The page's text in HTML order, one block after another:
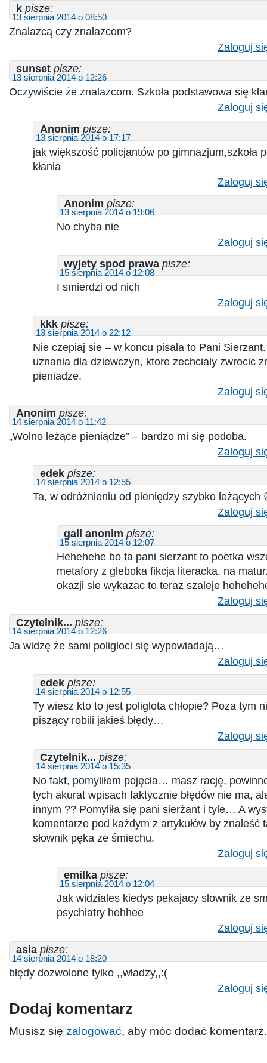
k pisze:
13 sierpnia 2014 o 08:50
Znalazcą czy znalazcom?
Zaloguj
sunset pisze:
13 sierpnia 2014 o 12:26
Oczywiście że znalazcom. Szkoła podstawowa się
Zaloguj
Anonim pisze:
13 sierpnia 2014 o 17:17
jak większość policjantów po gimnazjum,szkoła
kłania
Zaloguj
Anonim pisze:
13 sierpnia 2014 o 19:06
No chyba nie
Zaloguj
wyjety spod prawa pisze:
15 sierpnia 2014 o 12:08
I smierdzi od nich
Zaloguj
kkk pisze:
13 sierpnia 2014 o 22:12
Nie czepiaj sie – w koncu pisala to Pani
uznania dla dziewczyn, ktore zechcialy zwrocic
pieniadze.
Zaloguj
Anonim pisze:
14 sierpnia 2014 o 11:42
„Wolno leżące pieniądze” – bardzo mi się podoba.
Zaloguj
edek pisze:
14 sierpnia 2014 o 12:55
Ta, w odróżnieniu od pieniędzy szybko leżących
Zaloguj
gall anonim pisze:
15 sierpnia 2014 o 12:07
Hehehehe bo ta pani sierzant to poetka
metafory z gleboka fikcja literacka, na
okazji sie wykazac to teraz szaleje
Zaloguj
Czytelnik... pisze:
14 sierpnia 2014 o 12:26
Ja widzę że sami poligloci się wypowiadają…
Zaloguj
edek pisze:
14 sierpnia 2014 o 12:55
Ty wiesz kto to jest poliglota chłopie? Poza tym
piszący robili jakieś błędy…
Zaloguj
Czytelnik... pisze:
14 sierpnia 2014 o 15:35
No fakt, pomyliłem pojęcia… masz rację,
tych akurat wpisach faktycznie błędów nie ma,
innym ?? Pomyliła się pani sierżant i tyle… A
komentarze pod każdym z artykułów by znaleść
słownik pęka ze śmiechu.
Zaloguj
emilka pisze:
15 sierpnia 2014 o 12:04
Jak widziales kiedys pekajacy slownik ze
psychiatry hehhee
Zaloguj
asia pisze:
14 sierpnia 2014 o 18:20
błędy dozwolone tylko ,,władzy,,:(
Zaloguj
Dodaj komentarz
Musisz się zalogować, aby móc dodać komentarz.